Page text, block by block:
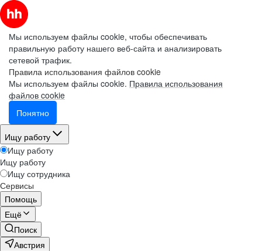
Мы используем файлы cookie, чтобы обеспечивать
правильную работу нашего веб-сайта и анализировать
сетевой трафик.
Правила использования файлов cookie
Мы используем файлы cookie. Правила использования
файлов cookie
Понятно
Ищу работу
Ищу работу
Ищу работу
Ищу сотрудника
Сервисы
Помощь
Ещё
Поиск
Австрия